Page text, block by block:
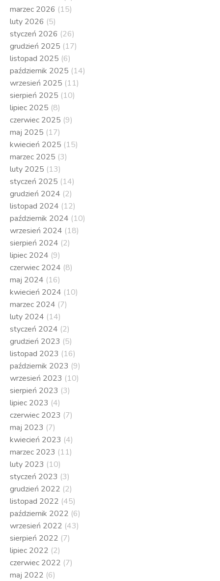
marzec 2026 (15)
luty 2026 (5)
styczeń 2026 (26)
grudzień 2025 (17)
listopad 2025 (6)
październik 2025 (14)
wrzesień 2025 (11)
sierpień 2025 (10)
lipiec 2025 (8)
czerwiec 2025 (9)
maj 2025 (17)
kwiecień 2025 (15)
marzec 2025 (3)
luty 2025 (13)
styczeń 2025 (14)
grudzień 2024 (2)
listopad 2024 (12)
październik 2024 (10)
wrzesień 2024 (18)
sierpień 2024 (2)
lipiec 2024 (9)
czerwiec 2024 (8)
maj 2024 (16)
kwiecień 2024 (10)
marzec 2024 (7)
luty 2024 (14)
styczeń 2024 (2)
grudzień 2023 (5)
listopad 2023 (16)
październik 2023 (9)
wrzesień 2023 (10)
sierpień 2023 (3)
lipiec 2023 (4)
czerwiec 2023 (7)
maj 2023 (7)
kwiecień 2023 (4)
marzec 2023 (11)
luty 2023 (10)
styczeń 2023 (3)
grudzień 2022 (2)
listopad 2022 (45)
październik 2022 (6)
wrzesień 2022 (43)
sierpień 2022 (7)
lipiec 2022 (2)
czerwiec 2022 (7)
maj 2022 (6)